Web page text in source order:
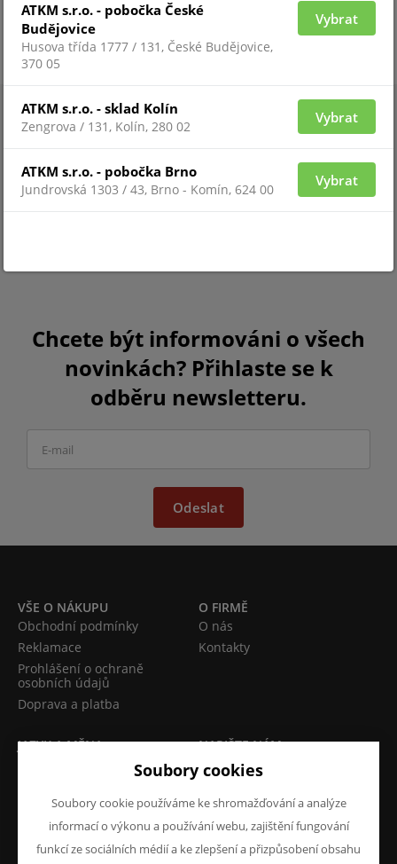
Chcete být informováni o všech
novinkách? Přihlaste se k
odběru newsletteru.
Odeslat
VŠE O NÁKUPU
Obchodní podmínky
Reklamace
Prohlášení o ochraně
osobních údajů
Doprava a platba
O FIRMĚ
O nás
Kontakty
JAZYK A MĚNA
CZK (Kč)
NAPIŠTE NÁM
Chcete nám něco sdělit o
shopu? Neváhejte napsat.
Chci napsat zprávu
Soubory cookies
Soubory cookie používáme ke shromažďování a analýze
informací o výkonu a používání webu, zajištění fungování
funkcí ze sociálních médií a ke zlepšení a přizpůsobení obsahu
ATKM s.r.o. - pobočka České
Budějovice
Husova třída 1777 / 131, České Budějovice,
370 05
Vybrat
ATKM s.r.o. - sklad Kolín
Zengrova / 131, Kolín, 280 02
Vybrat
ATKM s.r.o. - pobočka Brno
Jundrovská 1303 / 43, Brno - Komín, 624 00
Vybrat